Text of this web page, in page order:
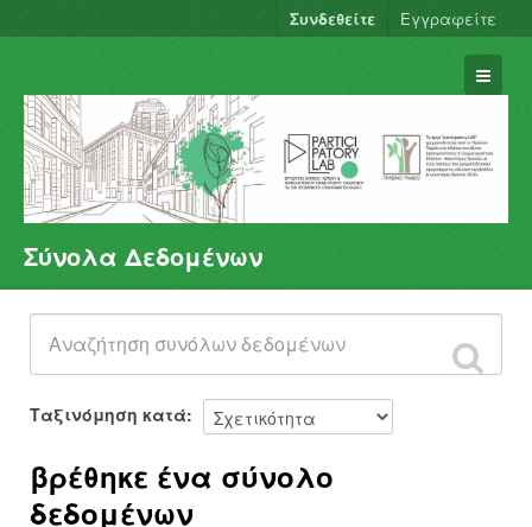
Συνδεθείτε Εγγραφείτε
Σύνολα Δεδομένων
Φορείς
Ομάδες
Σχετικά
Σύνολα Δεδομένων
Ταξινόμηση κατά
βρέθηκε ένα σύνολο
δεδομένων